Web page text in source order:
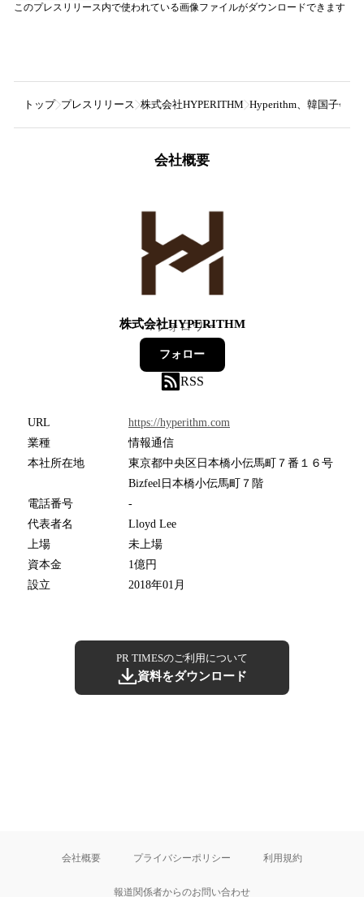
このプレスリリース内で使われている画像ファイルがダウンロードできます
トップ プレスリリース 株式会社HYPERITHM Hyperithm、韓国子会社
会社概要
株式会社HYPERITHM
7フォロワー
フォロー
RSS
URL
https://hyperithm.com
業種
情報通信
本社所在地
東京都中央区日本橋小伝馬町７番１６号
Bizfeel日本橋小伝馬町７階
電話番号
-
代表者名
Lloyd Lee
上場
未上場
資本金
1億円
設立
2018年01月
PR TIMESのご利用について
資料をダウンロード
会社概要 プライバシーポリシー 利用規約
報道関係者からのお問い合わせ